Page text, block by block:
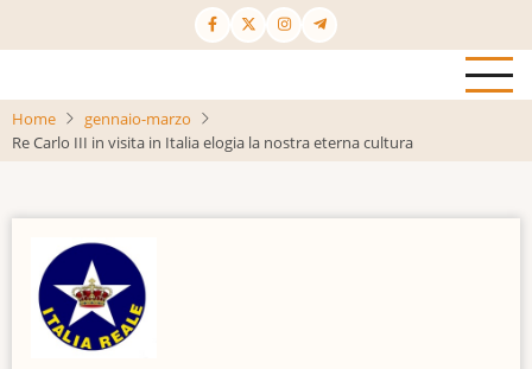
al
principale
Home
gennaio-marzo
Re Carlo III in visita in Italia elogia la nostra eterna cultura